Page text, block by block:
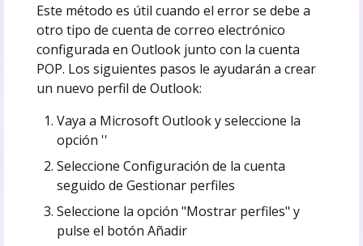
Este método es útil cuando el error se debe a
otro tipo de cuenta de correo electrónico
configurada en Outlook junto con la cuenta
POP. Los siguientes pasos le ayudarán a crear
un nuevo perfil de Outlook:
Vaya a Microsoft Outlook y seleccione la
opción ''
Seleccione Configuración de la cuenta
seguido de Gestionar perfiles
Seleccione la opción "Mostrar perfiles" y
pulse el botón Añadir